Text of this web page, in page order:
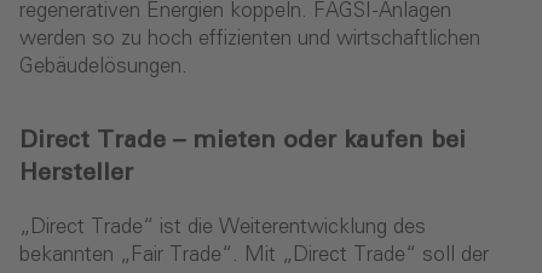
regenerativen Energien koppeln. FAGSI-Anlagen
werden so zu hoch effizienten und wirtschaftlichen
Gebäudelösungen.
Direct Trade – mieten oder kaufen bei
Hersteller
„Direct Trade“ ist die Weiterentwicklung des
bekannten „Fair Trade“. Mit „Direct Trade“ soll der